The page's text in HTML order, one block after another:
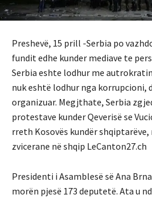
Preshevë, 15 prill -Serbia po
fundit edhe kunder mediave te
Serbia eshte lodhur me
nuk eshtë lodhur nga korrupcioni,
organizuar. Megjthate, Serbia
protestave kunder Qeverisë se
rreth Kosovës kundër
zvicerane në shqip LeCanton27.ch
Presidenti i Asamblesë së Ana
morën pjesë 173 deputetë. Ata u